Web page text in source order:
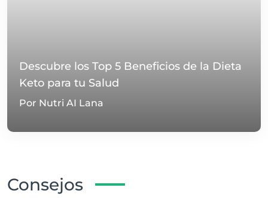
Descubre los Top 5 Beneficios de la Dieta
Keto para tu Salud
Por Nutri AI Lana
Consejos